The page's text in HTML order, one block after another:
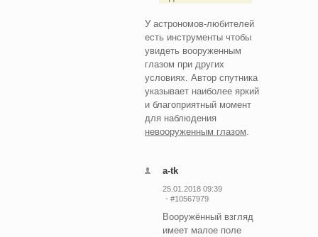
У астрономов-любителей
есть инструменты чтобы
увидеть вооруженным
глазом при других
условиях. Автор спутника
указывает наиболее яркий
и благоприятный момент
для наблюдения
невооруженным глазом
a-tk
25.01.2018 09:39
#10567979
Вооружённый взгляд
имеет малое поле